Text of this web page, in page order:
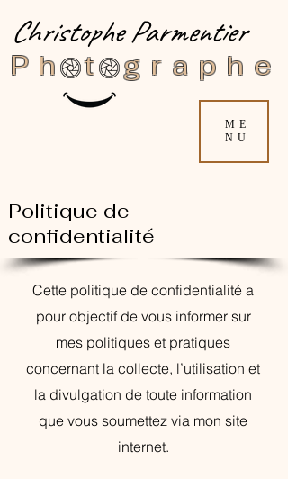
ME
NU
Christophe Parmentier
Ph t graphe
Politique de
confidentialité
Cette politique de confidentialité a
pour objectif de vous informer sur
mes politiques et pratiques
concernant la collecte, l’utilisation et
la divulgation de toute information
que vous soumettez via mon site
internet.